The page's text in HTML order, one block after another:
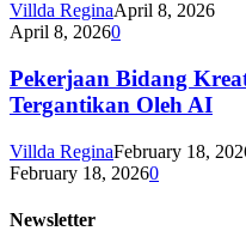
Villda ReginaApril 8, 2026
April 8, 20260
Pekerjaan Bidang
Tergantikan Oleh AI
Villda ReginaFebruary 18,
February 18, 20260
Newsletter